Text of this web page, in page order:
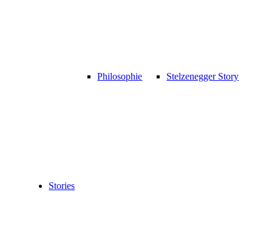
Philosophie Stelzenegger Story
Stories